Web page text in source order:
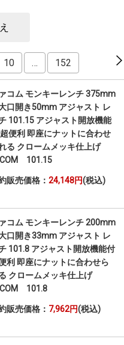
10 … 152
コム モンキーレンチ 375mm
口開き50mm アジャスト レ
101.15 アジャスト開放機能
便利 即座にナットに合わせ
る クロームメッキ仕上げ
101.15
販売価格： 24,148円(税込)
コム モンキーレンチ 200mm
口開き33mm アジャスト レ
101.8 アジャスト開放機能付
利 即座にナットに合わせら
クロームメッキ仕上げ
101.8
販売価格： 7,962円(税込)